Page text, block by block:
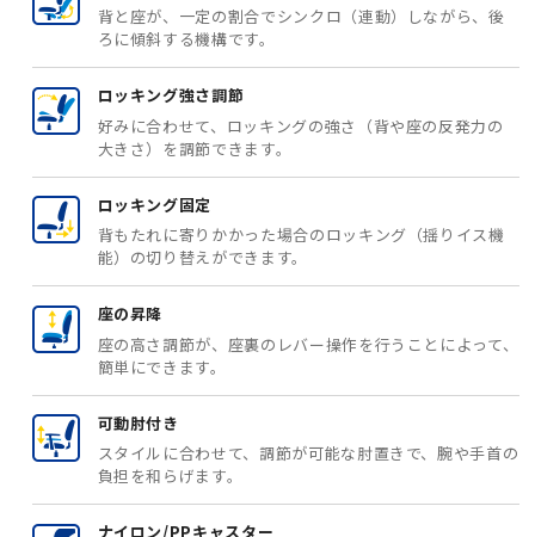
背と座が、一定の割合でシンクロ（連動）しながら、後
ろに傾斜する機構です。
ロッキング強さ調節
好みに合わせて、ロッキングの強さ（背や座の反発力の
大きさ）を調節できます。
ロッキング固定
背もたれに寄りかかった場合のロッキング（揺りイス機
能）の切り替えができます。
座の昇降
座の高さ調節が、座裏のレバー操作を行うことによって、
簡単にできます。
可動肘付き
スタイルに合わせて、調節が可能な肘置きで、腕や手首の
負担を和らげます。
ナイロン/PPキャスター